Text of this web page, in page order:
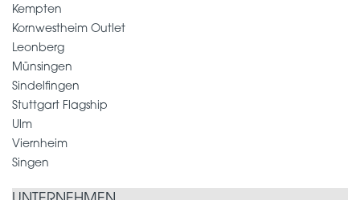
Kempten
Kornwestheim Outlet
Leonberg
Münsingen
Sindelfingen
Stuttgart Flagship
Ulm
Viernheim
Singen